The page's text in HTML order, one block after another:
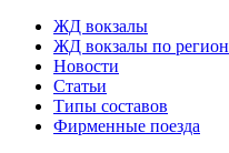
ЖД вокзалы
ЖД вокзалы по
Новости
Статьи
Типы составов
Фирменные поезда